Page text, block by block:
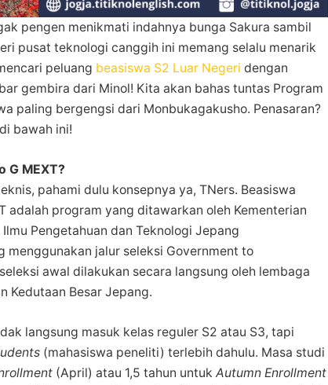
pengen menikmati indahnya bunga Sakura sambil
pusat teknologi canggih ini memang selalu menarik
peluang beasiswa S2 Luar Negeri dengan
gembira dari Minol! Kita akan bahas tuntas Program
paling bergengsi dari Monbukagakusho. Penasaran?
bawah ini!
G MEXT?
pahami dulu konsepnya ya, TNers. Beasiswa
adalah program yang ditawarkan oleh Kementerian
Pengetahuan dan Teknologi Jepang
menggunakan jalur seleksi Government to
awal dilakukan secara langsung oleh lembaga
Kedutaan Besar Jepang.
langsung masuk kelas reguler S2 atau S3, tapi
(mahasiswa peneliti) terlebih dahulu. Masa studi
(April) atau 1,5 tahun untuk Autumn Enrollment